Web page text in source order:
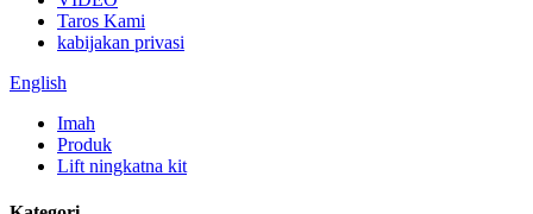
Taros Kami
kabijakan privasi
English
Imah
Produk
Lift ningkatna kit